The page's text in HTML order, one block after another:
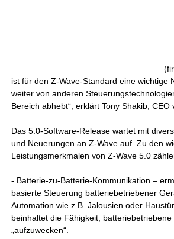
ist für den Z-Wave-Standard eine wichtige
weiter von anderen
Bereich abhebt“, erklärt Tony Shakib, CEO
Das 5.0-Software-Release wartet mit
und Neuerungen an Z-Wave auf. Zu den
Leistungsmerkmalen von Z-Wave 5.0
- Batterie-zu-Batterie-Kommunikation –
basierte Steuerung batteriebetriebener
Automation wie z.B. Jalousien oder
beinhaltet die Fähigkeit,
„aufzuwecken“.